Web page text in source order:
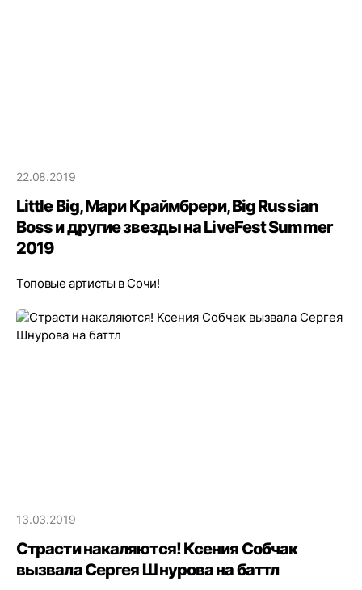
22.08.2019
Little Big, Мари Краймбрери, Big Russian
Boss и другие звезды на LiveFest Summer
2019
Топовые артисты в Сочи!
13.03.2019
Страсти накаляются! Ксения Собчак
вызвала Сергея Шнурова на баттл